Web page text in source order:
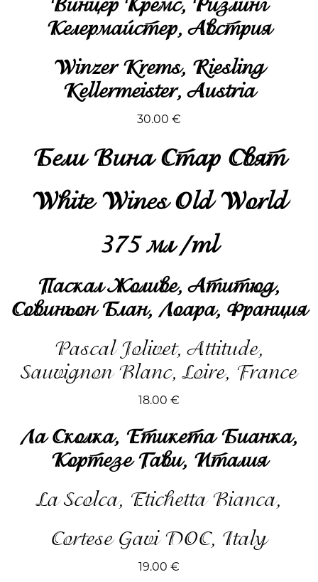
Келермайстер, Австрия
Winzer Krems, Riesling
Kellermeister, Austria
30.00 €
Бели Вина Стар Свят
White Wines Old World
375 мл /ml
Паскал Жоливе, Атитюд,
Совиньон Блан, Лоара, Франция
Pascal Jolivet, Attitude,
Sauvignon Blanc, Loire, France
18.00 €
Ла Сколка, Етикета Бианка,
Кортезе Гави, Италия
La Scolca, Etichetta Bianca,
Cortese Gavi DOC, Italy
19.00 €